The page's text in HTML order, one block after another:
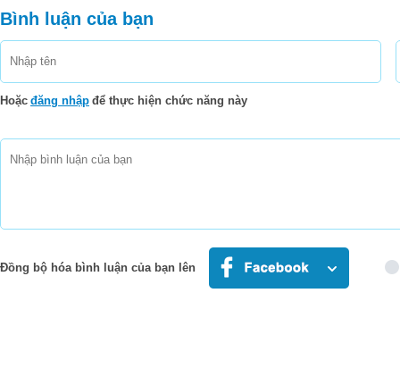
Bình luận của bạn
Hoặc đăng nhập để thực hiện chức năng này
Đồng bộ hóa bình luận của bạn lên